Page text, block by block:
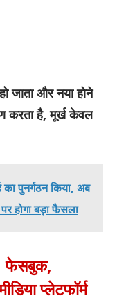
जाता और नया होने
करता है, मूर्ख केवल
का पुनर्गठन किया, अब
होगा बड़ा फैसला
फेसबुक,
प्लेटफॉर्म